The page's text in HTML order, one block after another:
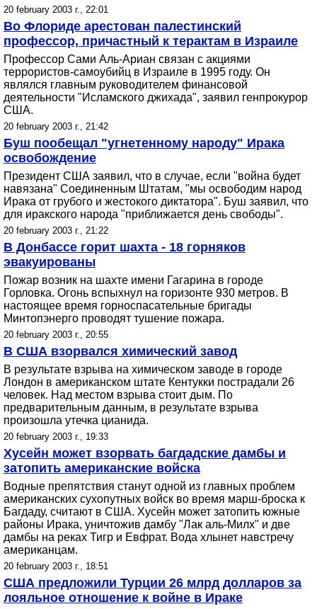
20 february 2003 г., 22:01
Во Флориде арестован палестинский
профессор, причастный к терактам в Израиле
Профессор Сами Аль-Ариан связан с акциями
террористов-самоубийц в Израиле в 1995 году. Он
являлся главным руководителем финансовой
деятельности "Исламского джихада", заявил генпрокурор
США.
20 february 2003 г., 21:42
Буш пообещал "угнетенному народу" Ирака
освобождение
Президент США заявил, что в случае, если "война будет
навязана" Соединенным Штатам, "мы освободим народ
Ирака от грубого и жестокого диктатора". Буш заявил, что
для иракского народа "приближается день свободы".
20 february 2003 г., 21:22
В Донбассе горит шахта - 18 горняков
эвакуированы
Пожар возник на шахте имени Гагарина в городе
Горловка. Огонь вспыхнул на горизонте 930 метров. В
настоящее время горноспасательные бригады
Минтопэнерго проводят тушение пожара.
20 february 2003 г., 20:55
В США взорвался химический завод
В результате взрыва на химическом заводе в городе
Лондон в американском штате Кентукки пострадали 26
человек. Над местом взрыва стоит дым. По
предварительным данным, в результате взрыва
произошла утечка цианида.
20 february 2003 г., 19:33
Хусейн может взорвать багдадские дамбы и
затопить американские войска
Водные препятствия станут одной из главных проблем
американских сухопутных войск во время марш-броска к
Багдаду, считают в США. Хусейн может затопить южные
районы Ирака, уничтожив дамбу "Лак аль-Милх" и две
дамбы на реках Тигр и Евфрат. Вода хлынет навстречу
американцам.
20 february 2003 г., 18:51
США предложили Турции 26 млрд долларов за
лояльное отношение к войне в Ираке